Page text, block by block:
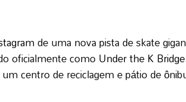
de uma nova pista de skate
oficialmente como Under the K
centro de reciclagem e pátio de